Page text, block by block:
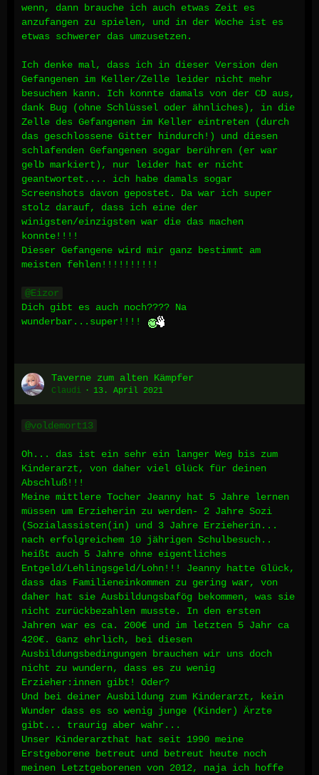
wenn, dann brauche ich auch etwas Zeit es
anzufangen zu spielen, und in der Woche ist es
etwas schwerer das umzusetzen.
Ich denke mal, dass ich in dieser Version den
Gefangenen im Keller/Zelle leider nicht mehr
besuchen kann. Ich konnte damals von der CD aus,
dank Bug (ohne Schlüssel oder ähnliches), in die
Zelle des Gefangenen im Keller eintreten (durch
das geschlossene Gitter hindurch!) und diesen
schlafenden Gefangenen sogar berühren (er war
gelb markiert), nur leider hat er nicht
geantwortet.... ich habe damals sogar
Screenshots davon gepostet. Da war ich super
stolz darauf, dass ich eine der
winigsten/einzigsten war die das machen
konnte!!!!
Dieser Gefangene wird mir ganz bestimmt am
meisten fehlen!!!!!!!!!!
Eizor
Dich gibt es auch noch???? Na
wunderbar...super!!!!
Taverne zum alten Kämpfer
Claudi 13. April 2021
voldemort13
Oh... das ist ein sehr ein langer Weg bis zum
Kinderarzt, von daher viel Glück für deinen
Abschluß!!!
Meine mittlere Tocher Jeanny hat 5 Jahre lernen
müssen um Erzieherin zu werden- 2 Jahre Sozi
(Sozialassisten(in) und 3 Jahre Erzieherin...
nach erfolgreichem 10 jährigen Schulbesuch..
heißt auch 5 Jahre ohne eigentliches
Entgeld/Lehlingsgeld/Lohn!!! Jeanny hatte Glück,
dass das Familieneinkommen zu gering war, von
daher hat sie Ausbildungsbafög bekommen, was sie
nicht zurückbezahlen musste. In den ersten
Jahren war es ca. 200€ und im letzten 5 Jahr ca
420€. Ganz ehrlich, bei diesen
Ausbildungsbedingungen brauchen wir uns doch
nicht zu wundern, dass es zu wenig
Erzieher:innen gibt! Oder?
Und bei deiner Ausbildung zum Kinderarzt, kein
Wunder dass es so wenig junge (Kinder) Ärzte
gibt... traurig aber wahr...
Unser Kinderarzthat hat seit 1990 meine
Erstgeborene betreut und betreut heute noch
meinen Letztgeborenen von 2012, naja ich hoffe